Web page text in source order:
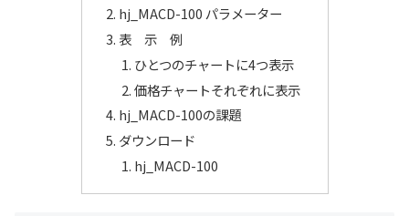
hj_MACD-100 パラメーター
表 示 例
ひとつのチャートに4つ表示
価格チャートそれぞれに表示
hj_MACD-100の課題
ダウンロード
hj_MACD-100